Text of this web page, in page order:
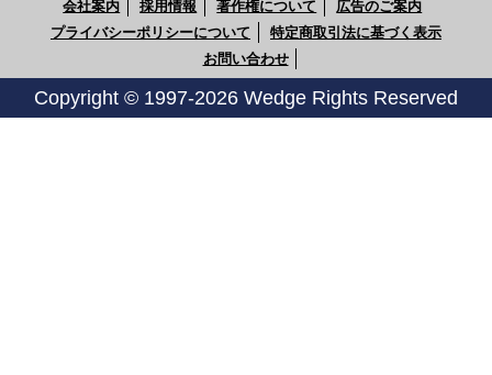
会社案内 採用情報 著作権について
広告のご案内
プライバシーポリシーについて
特定商取引法に基づく表示
お問い合わせ
Copyright © 1997-2026 Wedge Rights Reserved